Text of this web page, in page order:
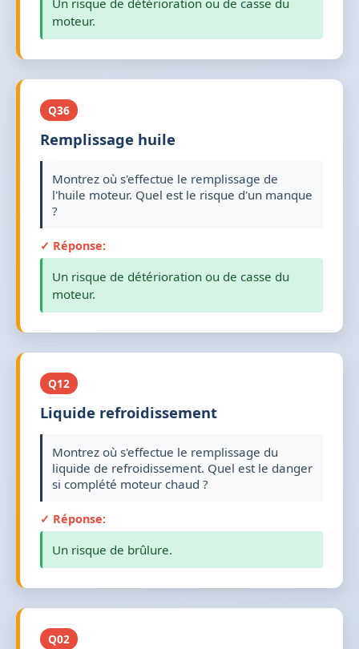
Un risque de détérioration ou de casse du
moteur.
Q36
Remplissage huile
Montrez où s'effectue le remplissage de
l'huile moteur. Quel est le risque d'un manque
?
✓ Réponse:
Un risque de détérioration ou de casse du
moteur.
Q12
Liquide refroidissement
Montrez où s'effectue le remplissage du
liquide de refroidissement. Quel est le danger
si complété moteur chaud ?
✓ Réponse:
Un risque de brûlure.
Q02